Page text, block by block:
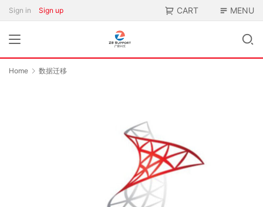
Sign in Sign up CART MENU
Home 数据迁移